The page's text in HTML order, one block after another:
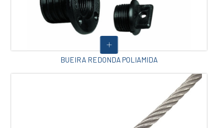
BUEIRA REDONDA POLIAMIDA